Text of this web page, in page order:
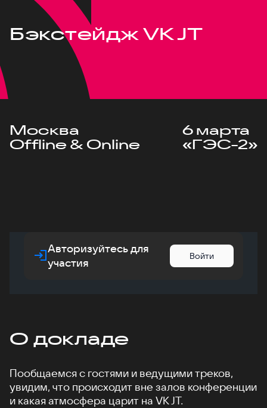
Бэкстейдж VK JT
Москва
Offline & Online
6 марта
«ГЭС-2»
Авторизуйтесь для
участия
Войти
О докладе
Пообщаемся с гостями и ведущими треков,
увидим, что происходит вне залов конференции
и какая атмосфера царит на VK JT.